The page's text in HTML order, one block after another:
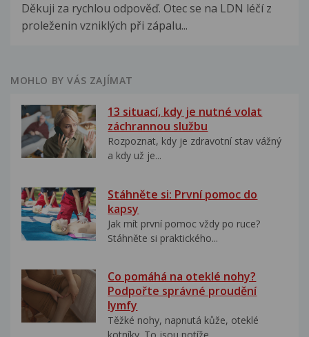
Děkuji za rychlou odpověď. Otec se na LDN léčí z
proleženin vzniklých při zápalu...
MOHLO BY VÁS ZAJÍMAT
13 situací, kdy je nutné volat
záchrannou službu
Rozpoznat, kdy je zdravotní stav vážný
a kdy už je...
Stáhněte si: První pomoc do
kapsy
Jak mít první pomoc vždy po ruce?
Stáhněte si praktického...
Co pomáhá na oteklé nohy?
Podpořte správné proudění
lymfy
Těžké nohy, napnutá kůže, oteklé